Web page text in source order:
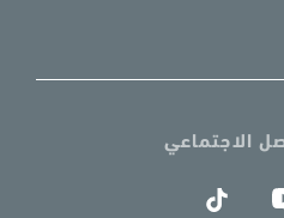
الاجتماعي